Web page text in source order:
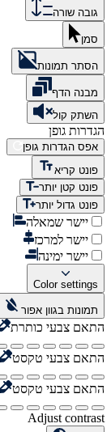
גובה שורה
סמן
הסתר תמונות
מבנה הדף
השתק קול
הגדרות גופן
אפס הגדרות גופן
פונט קריא
פונט קטן יותר
פונט גדול יותר
יישר שמאלה
יישר למרכז
יישר ימינה
Color settings
תמונות בגוון אפור
התאם צבעי כותרת
התאם צבעי טקסט
התאם צבעי טקסט
Adjust contrast